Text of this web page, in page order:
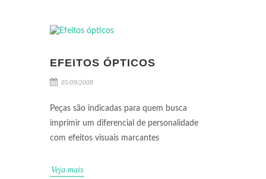
EFEITOS ÓPTICOS
05/09/2008
Peças são indicadas para quem busca
imprimir um diferencial de personalidade
com efeitos visuais marcantes
Veja mais